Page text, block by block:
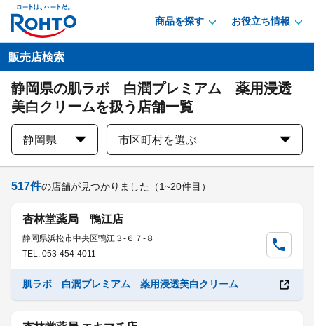
商品を探す お役立ち情報
販売店検索
静岡県の肌ラボ 白潤プレミアム 薬用浸透
美白クリームを扱う店舗一覧
静岡県 市区町村を選ぶ
517件の店舗が見つかりました （1~20件目）
杏林堂薬局 鴨江店
静岡県浜松市中央区鴨江３-６７-８
TEL: 053-454-4011
肌ラボ 白潤プレミアム 薬用浸透美白クリーム